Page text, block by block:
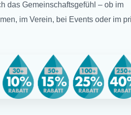
das Gemeinschaftsgefühl – ob im
im Verein, bei Events oder im